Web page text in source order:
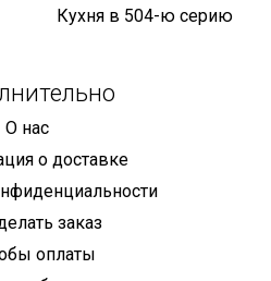
Кухня в 504-ю серию
О нас
о доставке
заказ
оплаты